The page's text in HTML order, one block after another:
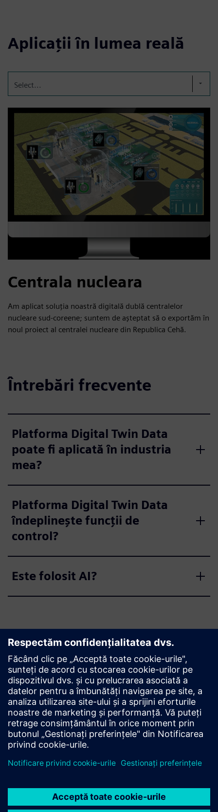
Aplicații în lumea reală
Select...
Centrala nucleara
Am aplicat soluția noastră digitală dublă centralelor
nucleare sud-coreene; suntem de așteptat să o exportăm în
noul proiect al centralei nucleare din Republica Cehă.
Întrebări frecvente
Platforma Digital Twin Data
poate fi aplicată în industria
mea?
Platforma Digital Twin Data
îndeplinește funcții de
control?
Este folosit AI?
Explorați resursele și
produsele conexe
Informații și resurse suplimentare
PINE C&I _ DESPRE NOI